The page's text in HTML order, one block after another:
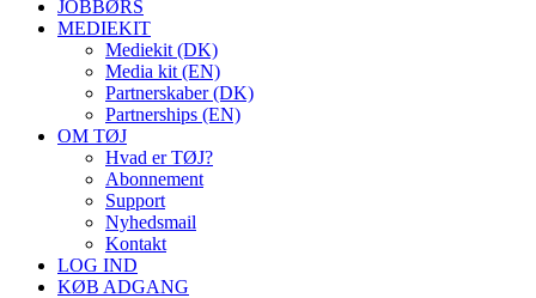
JOBBØRS
MEDIEKIT
Mediekit (DK)
Media kit (EN)
Partnerskaber (DK)
Partnerships (EN)
OM TØJ
Hvad er TØJ?
Abonnement
Support
Nyhedsmail
Kontakt
LOG IND
KØB ADGANG